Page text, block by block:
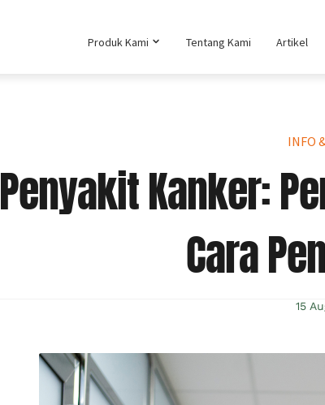
Produk Kami Tentang Kami Artikel
INFO
Penyakit Kanker:
Cara
15